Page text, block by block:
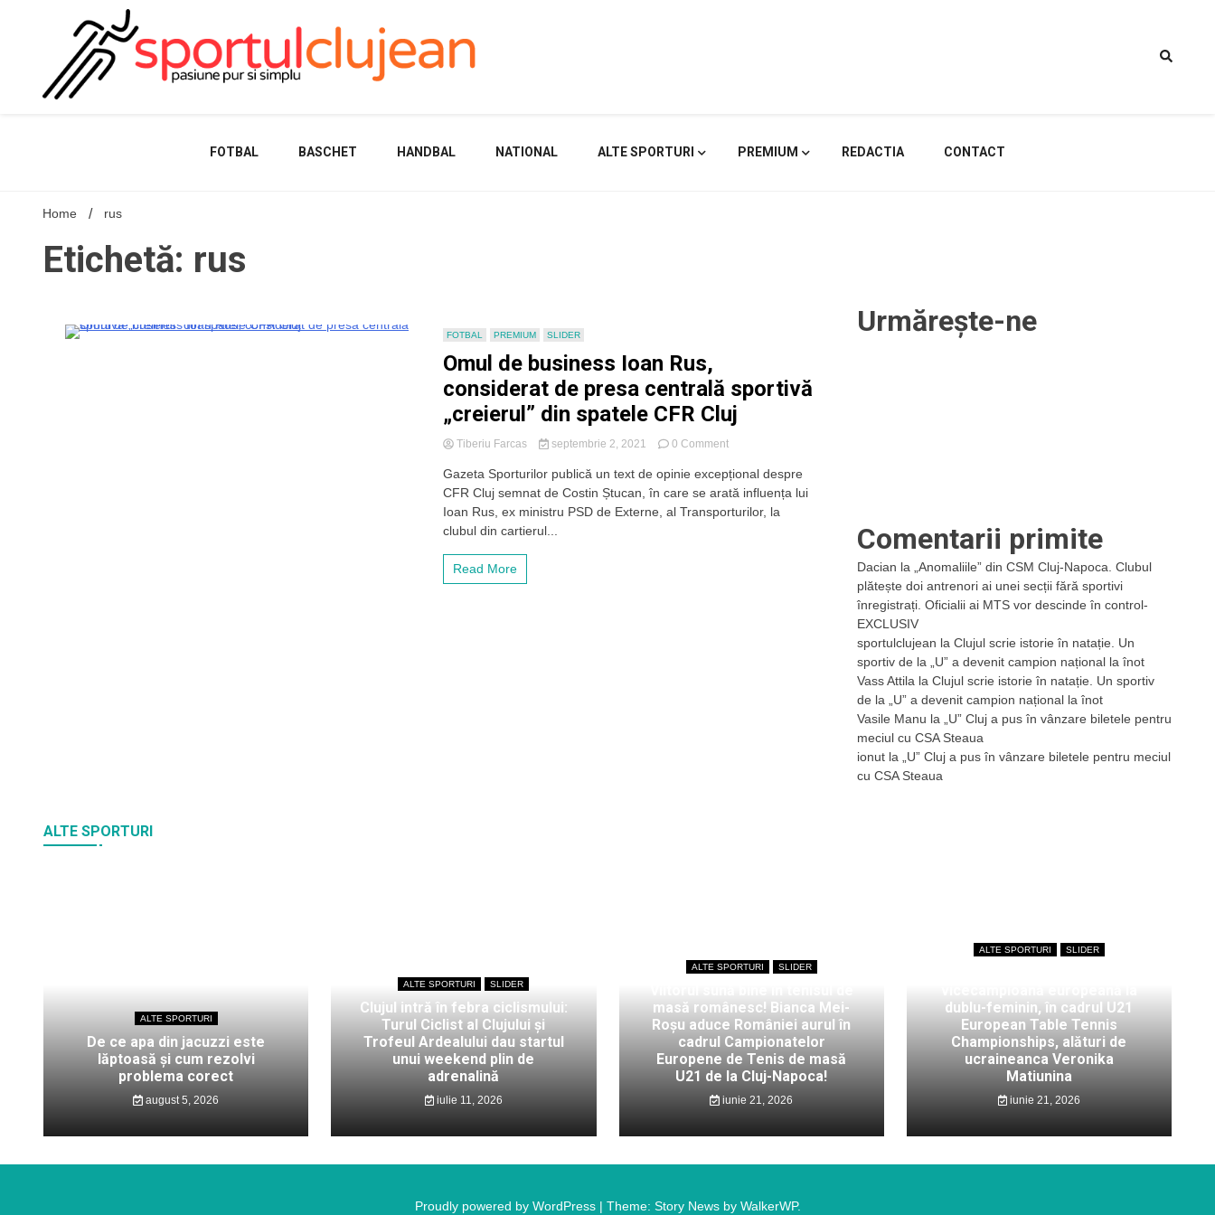
FOTBAL BASCHET HANDBAL NATIONAL ALTE SPORTURI PREMIUM REDACTIA CONTACT
Home rus
Etichetă: rus
FOTBAL PREMIUM SLIDER
Omul de business Ioan Rus,
considerat de presa centrală sportivă
„creierul” din spatele CFR Cluj
Tiberiu Farcas septembrie 2, 2021 0 Commenton
de
business
Ioan
Gazeta Sporturilor publică un text de opinie excepțional despre
CFR Cluj semnat de Costin Ștucan, în care se arată influența lui
Ioan Rus, ex ministru PSD de Externe, al Transporturilor, la
clubul din cartierul...
Read More
Urmărește-ne
Comentarii primite
Dacian la
„Anomaliile” din CSM Cluj-Napoca. Clubul
plătește doi antrenori ai unei secții fără sportivi
înregistrați. Oficialii ai MTS vor descinde în control-
EXCLUSIV
sportulclujean la Clujul scrie istorie în natație. Un
sportiv de la „U” a devenit campion național la înot
Vass Attila la Clujul scrie istorie în natație. Un sportiv
de la „U” a devenit campion național la înot
Vasile Manu la
„U” Cluj a pus în vânzare biletele pentru
meciul cu CSA Steaua
ionut la
„U” Cluj a pus în vânzare biletele pentru meciul
cu CSA Steaua
ALTE SPORTURI
ALTE SPORTURI
De ce apa din jacuzzi este
lăptoasă și cum rezolvi
problema corect
august 5, 2026
ALTE SPORTURI SLIDER
Clujul intră în febra ciclismului:
Turul Ciclist al Clujului și
Trofeul Ardealului dau startul
unui weekend plin de
adrenalină
iulie 11, 2026
ALTE SPORTURI SLIDER
masă românesc! Bianca Mei-
Roșu aduce României aurul în
cadrul Campionatelor
Europene de Tenis de masă
U21 de la Cluj-Napoca!
iunie 21, 2026
ALTE SPORTURI SLIDER
dublu-feminin, în cadrul U21
European Table Tennis
Championships, alături de
ucraineanca Veronika
Matiunina
iunie 21, 2026
Proudly powered by WordPress | Theme: Story News by WalkerWP.